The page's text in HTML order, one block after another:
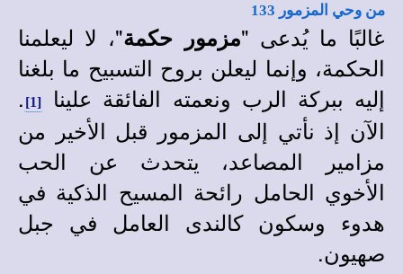
من وحي المزمور 133
غالبًا ما يُدعى "مزمور حكمة"، لا ليعلمنا
الحكمة، وإنما ليعلن بروح التسبيح ما بلغنا
إليه ببركة الرب ونعمته الفائقة علينا
[1]
.
الآن إذ نأتي إلى المزمور قبل الأخير من
مزامير المصاعد، يتحدث عن الحب
الأخوي الحامل رائحة المسيح الذكية في
هدوء وسكون كالندى العامل في جبل
صهيون.